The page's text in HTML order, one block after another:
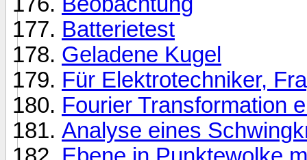
Batterietest
Geladene Kugel
Für Elektrotechniker,
Fourier Transformation
Analyse eines